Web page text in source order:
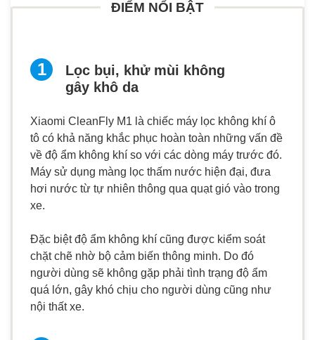
ĐIỂM NỔI BẬT
Lọc bụi, khử mùi không
gây khô da
Xiaomi CleanFly M1 là chiếc máy lọc không khí ô
tô có khả năng khắc phục hoàn toàn những vấn đề
về độ ẩm không khí so với các dòng máy trước đó.
Máy sử dụng màng lọc thấm nước hiện đại, đưa
hơi nước từ tự nhiên thông qua quạt gió vào trong
xe.
Đặc biệt độ ẩm không khí cũng được kiểm soát
chặt chẽ nhờ bộ cảm biến thông minh. Do đó
người dùng sẽ không gặp phải tình trạng độ ẩm
quá lớn, gây khó chịu cho người dùng cũng như
nội thất xe.